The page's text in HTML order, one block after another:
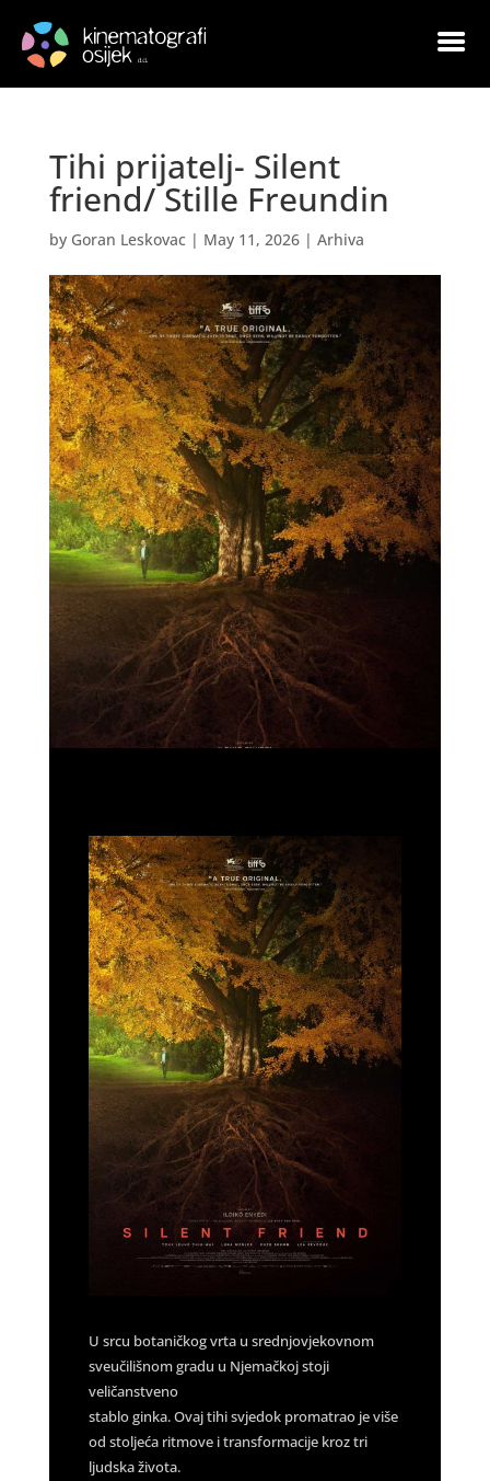
Tihi prijatelj- Silent
friend/ Stille Freundin
by Goran Leskovac| May 11, 2026| Arhiva
U srcu botaničkog vrta u srednjovjekovnom
sveučilišnom gradu u Njemačkoj stoji
veličanstveno
stablo ginka. Ovaj tihi svjedok promatrao je više
od stoljeća ritmove i transformacije kroz tri
ljudska života.